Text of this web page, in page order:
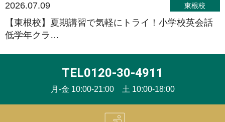
2026.07.09 東根校
【東根校】夏期講習で気軽にトライ！小学校英会話
低学年クラ…
TEL0120-30-4911
月-金 10:00-21:00 土 10:00-18:00